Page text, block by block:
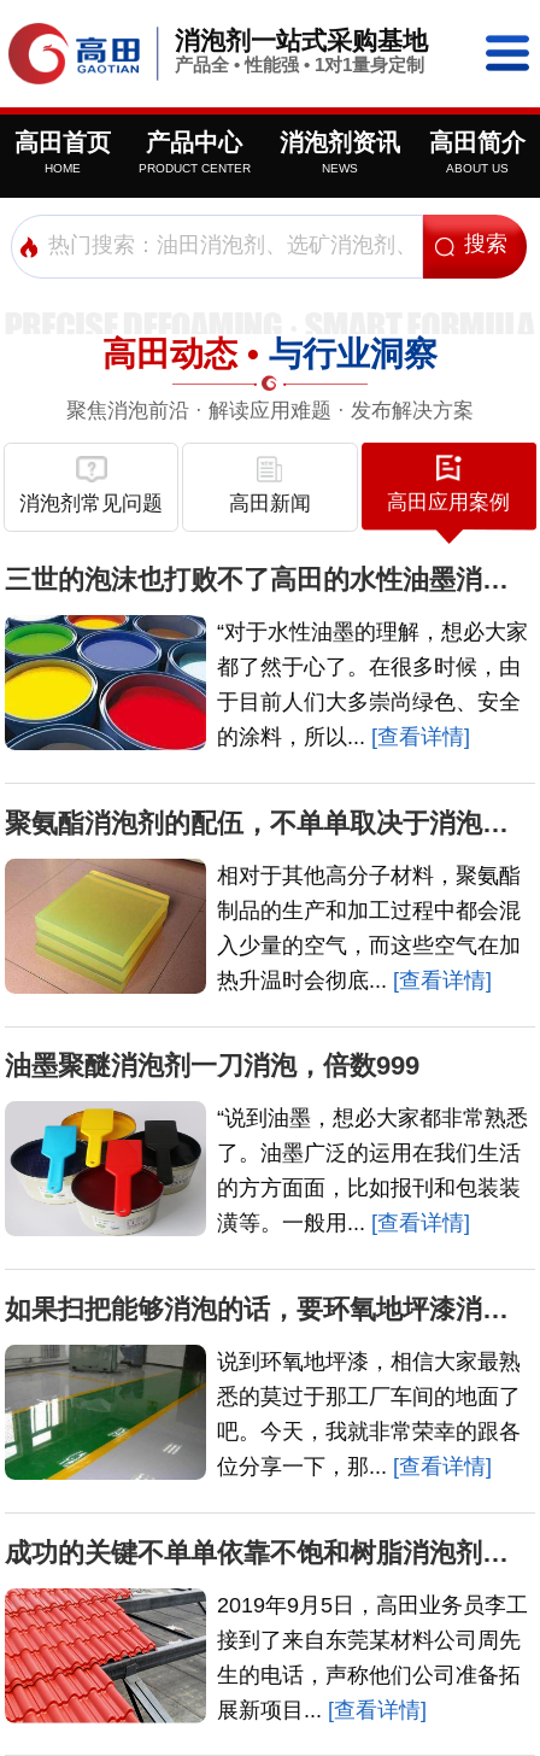
消泡剂一站式采购基地
产品全 • 性能强 • 1对1量身定制
高田首页
HOME
产品中心
PRODUCT CENTER
消泡剂资讯
NEWS
高田简介
ABOUT US
高田动态 • 与行业洞察
聚焦消泡前沿 · 解读应用难题 · 发布解决方案
消泡剂常见问题 高田新闻 高田应用案例
三世的泡沫也打败不了高田的水性油墨消泡剂
“对于水性油墨的理解，想必大家
都了然于心了。在很多时候，由
于目前人们大多崇尚绿色、安全
的涂料，所以... [查看详情]
聚氨酯消泡剂的配伍，不单单取决于消泡原理
相对于其他高分子材料，聚氨酯
制品的生产和加工过程中都会混
入少量的空气，而这些空气在加
热升温时会彻底... [查看详情]
油墨聚醚消泡剂一刀消泡，倍数999
“说到油墨，想必大家都非常熟悉
了。油墨广泛的运用在我们生活
的方方面面，比如报刊和包装装
潢等。一般用... [查看详情]
如果扫把能够消泡的话，要环氧地坪漆消泡剂做什么
说到环氧地坪漆，相信大家最熟
悉的莫过于那工厂车间的地面了
吧。今天，我就非常荣幸的跟各
位分享一下，那... [查看详情]
成功的关键不单单依靠不饱和树脂消泡剂的高性能
2019年9月5日，高田业务员李工
接到了来自东莞某材料公司周先
生的电话，声称他们公司准备拓
展新项目... [查看详情]